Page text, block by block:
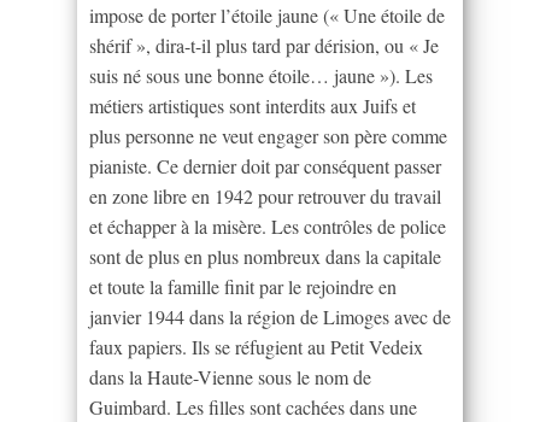
impose de porter l’étoile jaune (« Une étoile de
shérif », dira-t-il plus tard par dérision, ou « Je
suis né sous une bonne étoile… jaune »). Les
métiers artistiques sont interdits aux Juifs et
plus personne ne veut engager son père comme
pianiste. Ce dernier doit par conséquent passer
en zone libre en 1942 pour retrouver du travail
et échapper à la misère. Les contrôles de police
sont de plus en plus nombreux dans la capitale
et toute la famille finit par le rejoindre en
janvier 1944 dans la région de Limoges avec de
faux papiers. Ils se réfugient au Petit Vedeix
dans la Haute-Vienne sous le nom de
Guimbard. Les filles sont cachées dans une